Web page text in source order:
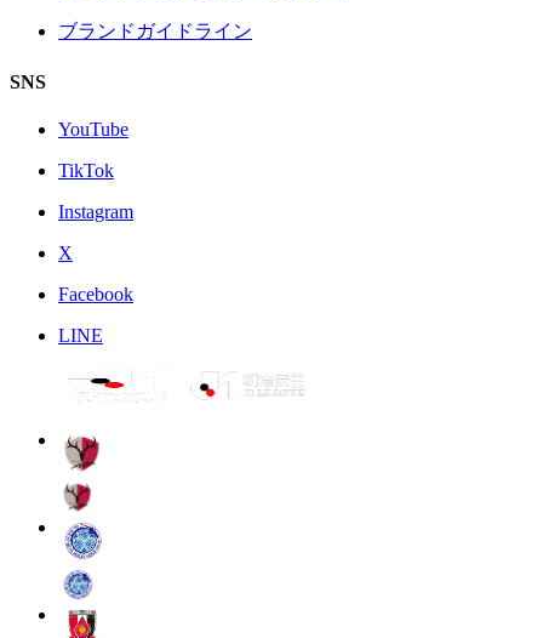
ブランドガイドライン
SNS
YouTube
TikTok
Instagram
X
Facebook
LINE